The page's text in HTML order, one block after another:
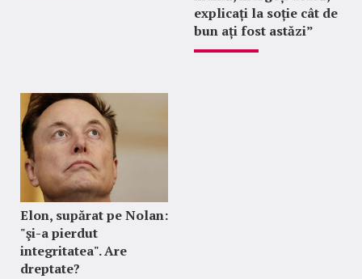
explicați la soție cât de
bun ați fost astăzi”
Elon, supărat pe Nolan:
"şi-a pierdut
integritatea". Are
dreptate?